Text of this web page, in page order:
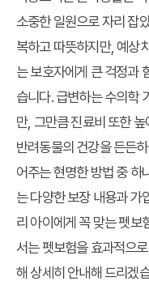
소중한 일원으로 자리 잡
복하고 따뜻하지만, 예상
는 보호자에게 큰 걱정과
습니다. 급변하는 수의학
만, 그만큼 진료비 또한
반려동물의 건강을 든든
어주는 현명한 방법 중 하
는 다양한 보장 내용과 가
리 아이에게 꼭 맞는 펫보
서는펫보험을 효과적으
해 상세히 안내해 드리겠